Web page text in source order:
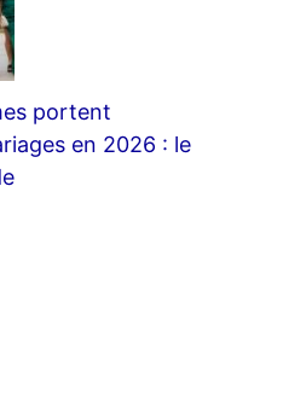
portent
en 2026 : le